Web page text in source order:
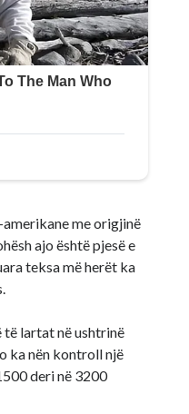
me origjinë
ajo është pjesë e
teksa më herët ka
të lartat në ushtrinë
ka nën kontroll një
deri në 3200